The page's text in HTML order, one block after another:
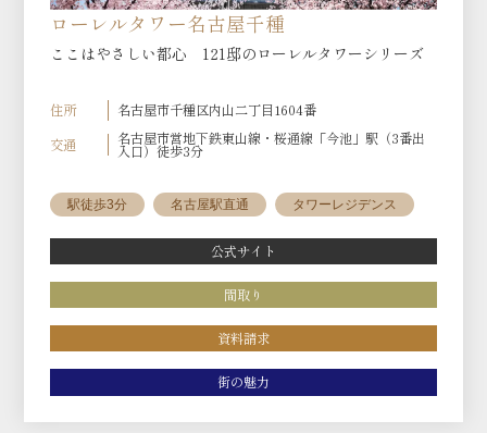
ローレルタワー名古屋千種
ここはやさしい都心 121邸のローレルタワーシリーズ
住所
名古屋市千種区内山二丁目1604番
交通
名古屋市営地下鉄東山線・桜通線「今池」駅（3番出
入口）徒歩3分
駅徒歩3分 名古屋駅直通 タワーレジデンス
公式サイト
間取り
資料請求
街の魅力